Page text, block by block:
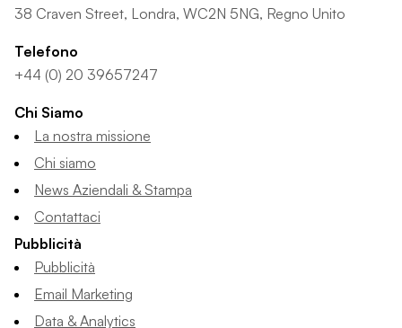
38 Craven Street, Londra, WC2N 5NG, Regno Unito
Telefono
+44 (0) 20 39657247
Chi Siamo
La nostra missione
Chi siamo
News Aziendali & Stampa
Contattaci
Pubblicità
Pubblicità
Email Marketing
Data & Analytics